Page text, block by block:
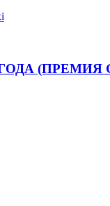
(ПРЕМИЯ